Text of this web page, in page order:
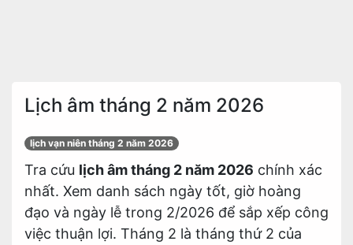
Lịch âm tháng 2 năm 2026
lịch vạn niên tháng 2 năm 2026
Tra cứu lịch âm tháng 2 năm 2026 chính xác
nhất. Xem danh sách ngày tốt, giờ hoàng
đạo và ngày lễ trong 2/2026 để sắp xếp công
việc thuận lợi. Tháng 2 là tháng thứ 2 của